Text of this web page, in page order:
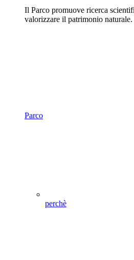
Il Parco promuove ricerca
valorizzare il patrimonio naturale.
Parco
perchè